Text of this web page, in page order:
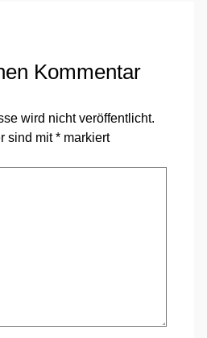
Kommentar
wird nicht veröffentlicht.
sind mit* markiert